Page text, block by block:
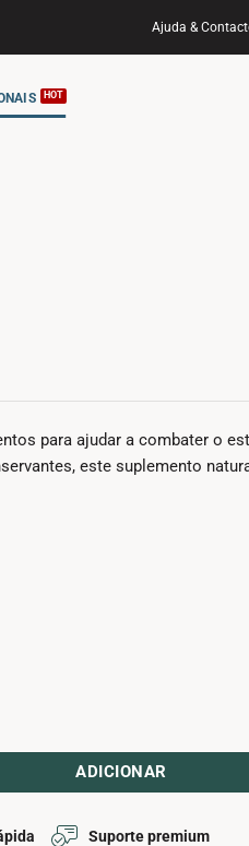
Ajuda &
para ajudar a combater o
este suplemento
ADICIONAR
Suporte premium